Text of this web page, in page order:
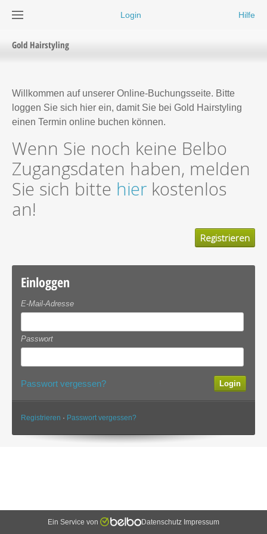
Login Hilfe
Gold Hairstyling
Willkommen auf unserer Online-Buchungsseite. Bitte
loggen Sie sich hier ein, damit Sie bei Gold Hairstyling
einen Termin online buchen können.
Wenn Sie noch keine Belbo
Zugangsdaten haben, melden
Sie sich bitte hier kostenlos
an!
Registrieren
Einloggen
E-Mail-Adresse
Passwort
Passwort vergessen?
Registrieren · Passwort vergessen?
Ein Service von Datenschutz Impressum